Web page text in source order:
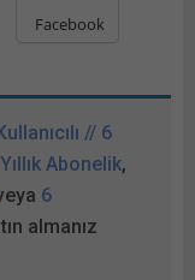
Facebook
// 6
Abonelik,
6
almanız